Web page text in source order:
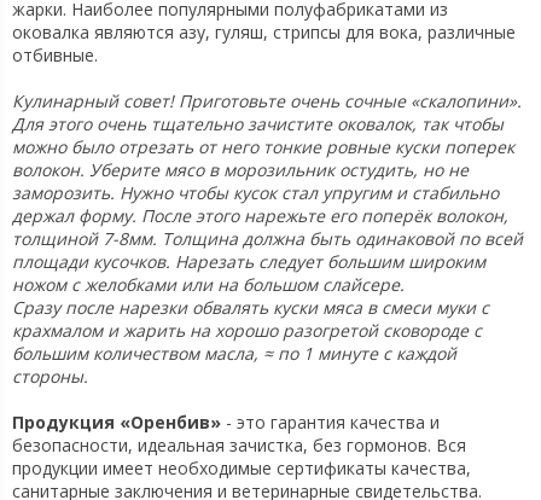
жарки. Наиболее популярными полуфабрикатами из
оковалка являются азу, гуляш, стрипсы для вока, различные
отбивные.
Кулинарный совет! Приготовьте очень сочные «скалопини».
Для этого очень тщательно зачистите оковалок, так чтобы
можно было отрезать от него тонкие ровные куски поперек
волокон. Уберите мясо в морозильник остудить, но не
заморозить. Нужно чтобы кусок стал упругим и стабильно
держал форму. После этого нарежьте его поперёк волокон,
толщиной 7-8мм. Толщина должна быть одинаковой по всей
площади кусочков. Нарезать следует большим широким
ножом с желобками или на большом слайсере.
Сразу после нарезки обвалять куски мяса в смеси муки с
крахмалом и жарить на хорошо разогретой сковороде с
большим количеством масла, ≈ по 1 минуте с каждой
стороны.
Продукция «Оренбив» - это гарантия качества и
безопасности, идеальная зачистка, без гормонов. Вся
продукции имеет необходимые сертификаты качества,
санитарные заключения и ветеринарные свидетельства.